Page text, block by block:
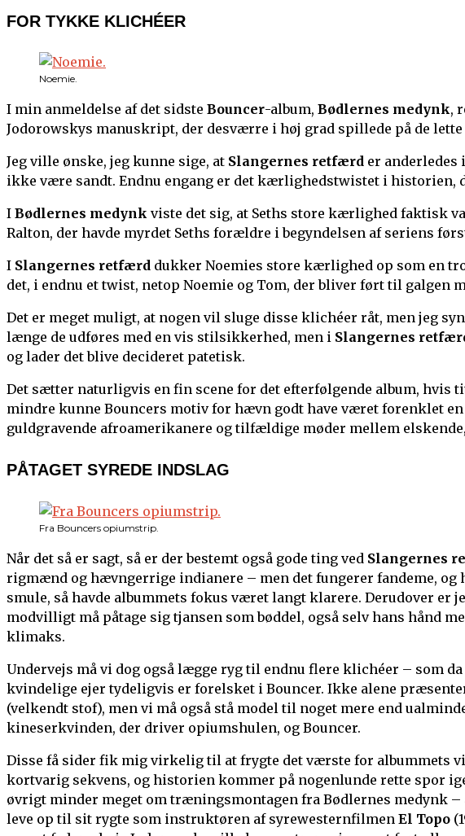
FOR TYKKE KLICHÉER
Noemie.
I min anmeldelse af det sidste Bouncer-album, Bødlernes medynk,
Jodorowskys manuskript, der desværre i høj grad spillede på de
Jeg ville ønske, jeg kunne sige, at Slangernes retfærd er anderledes
ikke være sandt. Endnu engang er det kærlighedstwistet i historien,
I Bødlernes medynk viste det sig, at Seths store kærlighed faktisk
Ralton, der havde myrdet Seths forældre i begyndelsen af seriens
I Slangernes retfærd dukker Noemies store kærlighed op som en
det, i endnu et twist, netop Noemie og Tom, der bliver ført til galgen
Det er meget muligt, at nogen vil sluge disse klichéer råt, men jeg
længe de udføres med en vis stilsikkerhed, men i Slangernes
og lader det blive decideret patetisk.
Det sætter naturligvis en fin scene for det efterfølgende album, hvis
mindre kunne Bouncers motiv for hævn godt have været forenklet
guldgravende afroamerikanere og tilfældige møder mellem
PÅTAGET SYREDE INDSLAG
Fra Bouncers opiumstrip.
Når det så er sagt, så er der bestemt også gode ting ved Slangernes
rigmænd og hævngerrige indianere – men det fungerer fandeme,
smule, så havde albummets fokus været langt klarere. Derudover er
modvilligt må påtage sig tjansen som bøddel, også selv hans hånd
klimaks.
Undervejs må vi dog også lægge ryg til endnu flere klichéer – som
kvindelige ejer tydeligvis er forelsket i Bouncer. Ikke alene
(velkendt stof), men vi må også stå model til noget mere end
kineserkvinden, der driver opiumshulen, og Bouncer.
Disse få sider fik mig virkelig til at frygte det værste for albummets
kortvarig sekvens, og historien kommer på nogenlunde rette spor
øvrigt minder meget om træningsmontagen fra Bødlernes medynk
leve op til sit rygte som instruktøren af syrewesternfilmen El Topo